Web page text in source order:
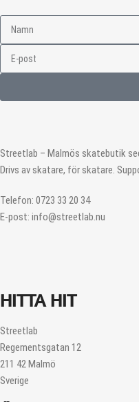
Streetlab – Malmös skatebutik
Drivs av skatare, för skatare.
Telefon: 0723 33 20 34
E-post: info@streetlab.nu
HITTA HIT
Streetlab
Regementsgatan 12
211 42 Malmö
Sverige